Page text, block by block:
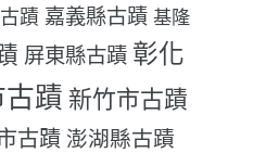
蹟 嘉義縣古蹟 基隆
屏東縣古蹟 彰化
蹟 新竹市古蹟
古蹟 澎湖縣古蹟